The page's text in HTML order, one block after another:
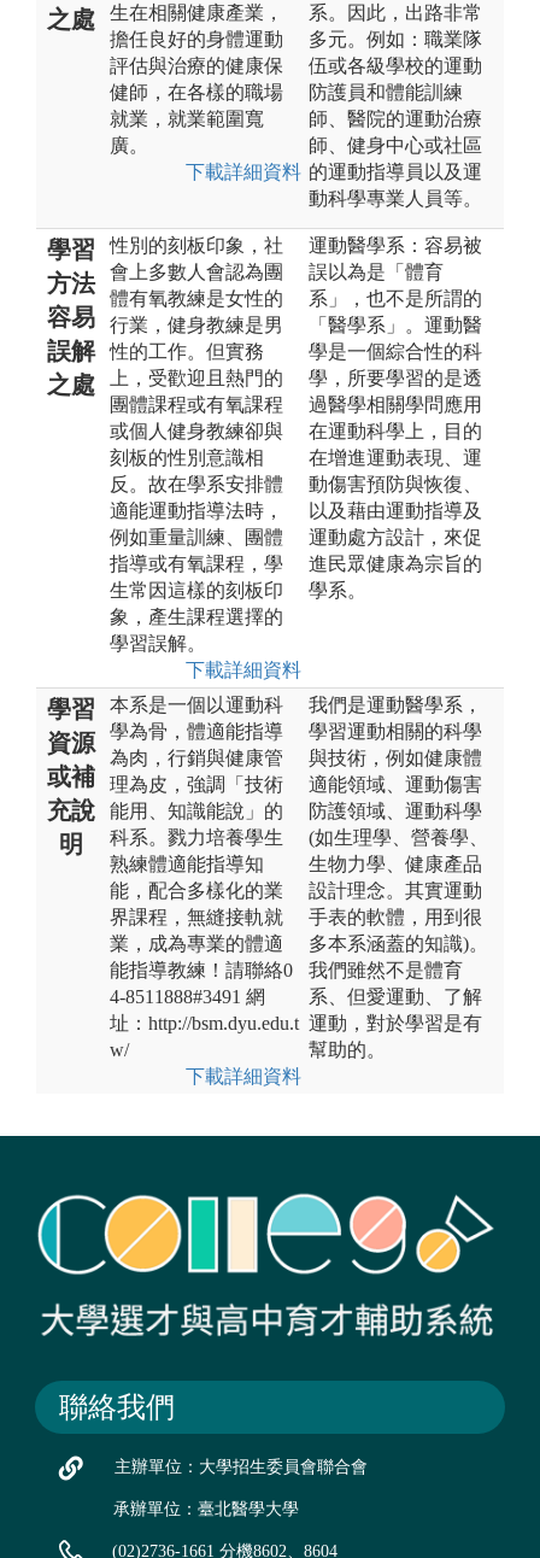
之處
生在相關健康產業，
擔任良好的身體運動
評估與治療的健康保
健師，在各樣的職場
就業，就業範圍寬
廣。
下載詳細資料
系。因此，出路非常
多元。例如：職業隊
伍或各級學校的運動
防護員和體能訓練
師、醫院的運動治療
師、健身中心或社區
的運動指導員以及運
動科學專業人員等。
學習
方法
容易
誤解
之處
性別的刻板印象，社
會上多數人會認為團
體有氧教練是女性的
行業，健身教練是男
性的工作。但實務
上，受歡迎且熱門的
團體課程或有氧課程
或個人健身教練卻與
刻板的性別意識相
反。故在學系安排體
適能運動指導法時，
例如重量訓練、團體
指導或有氧課程，學
生常因這樣的刻板印
象，產生課程選擇的
學習誤解。
下載詳細資料
運動醫學系：容易被
誤以為是「體育
系」，也不是所謂的
「醫學系」。運動醫
學是一個綜合性的科
學，所要學習的是透
過醫學相關學問應用
在運動科學上，目的
在增進運動表現、運
動傷害預防與恢復、
以及藉由運動指導及
運動處方設計，來促
進民眾健康為宗旨的
學系。
學習
資源
或補
充說
明
本系是一個以運動科
學為骨，體適能指導
為肉，行銷與健康管
理為皮，強調「技術
能用、知識能說」的
科系。戮力培養學生
熟練體適能指導知
能，配合多樣化的業
界課程，無縫接軌就
業，成為專業的體適
能指導教練！請聯絡0
4-8511888#3491 網
址：http://bsm.dyu.edu.t
w/
下載詳細資料
我們是運動醫學系，
學習運動相關的科學
與技術，例如健康體
適能領域、運動傷害
防護領域、運動科學
(如生理學、營養學、
生物力學、健康產品
設計理念。其實運動
手表的軟體，用到很
多本系涵蓋的知識)。
我們雖然不是體育
系、但愛運動、了解
運動，對於學習是有
幫助的。
聯絡我們
主辦單位：大學招生委員會聯合會
承辦單位：臺北醫學大學
(02)2736-1661 分機8602、8604